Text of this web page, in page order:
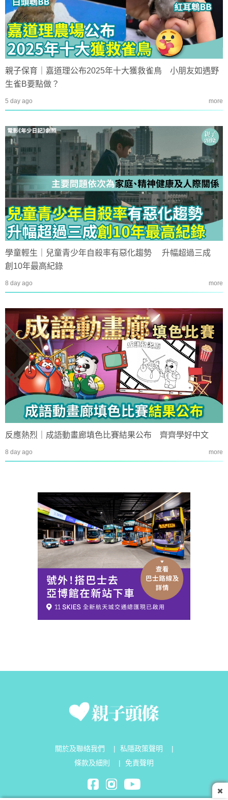
親子保育｜嘉道理公布2025年十大獲救雀鳥 小朋友如遇野
生雀B要點做？
5 day ago more
學童輕生｜兒童青少年自殺率有惡化趨勢 升幅超過三成
創10年最高紀錄
8 day ago more
反應熱烈｜成語動畫廊填色比賽結果公布 齊齊學好中文
8 day ago more
關於及聯絡我們 私隱政策聲明
條款及細則
免責聲明